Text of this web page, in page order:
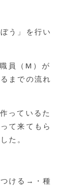
う」を行い
員（M）が
までの流れ
っているた
て来てもら
た。
ける→・種